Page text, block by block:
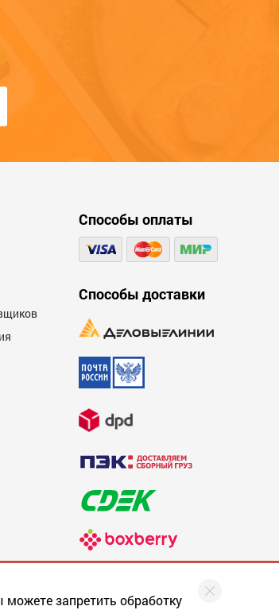
запретить обработку
Способы оплаты
Способы доставки